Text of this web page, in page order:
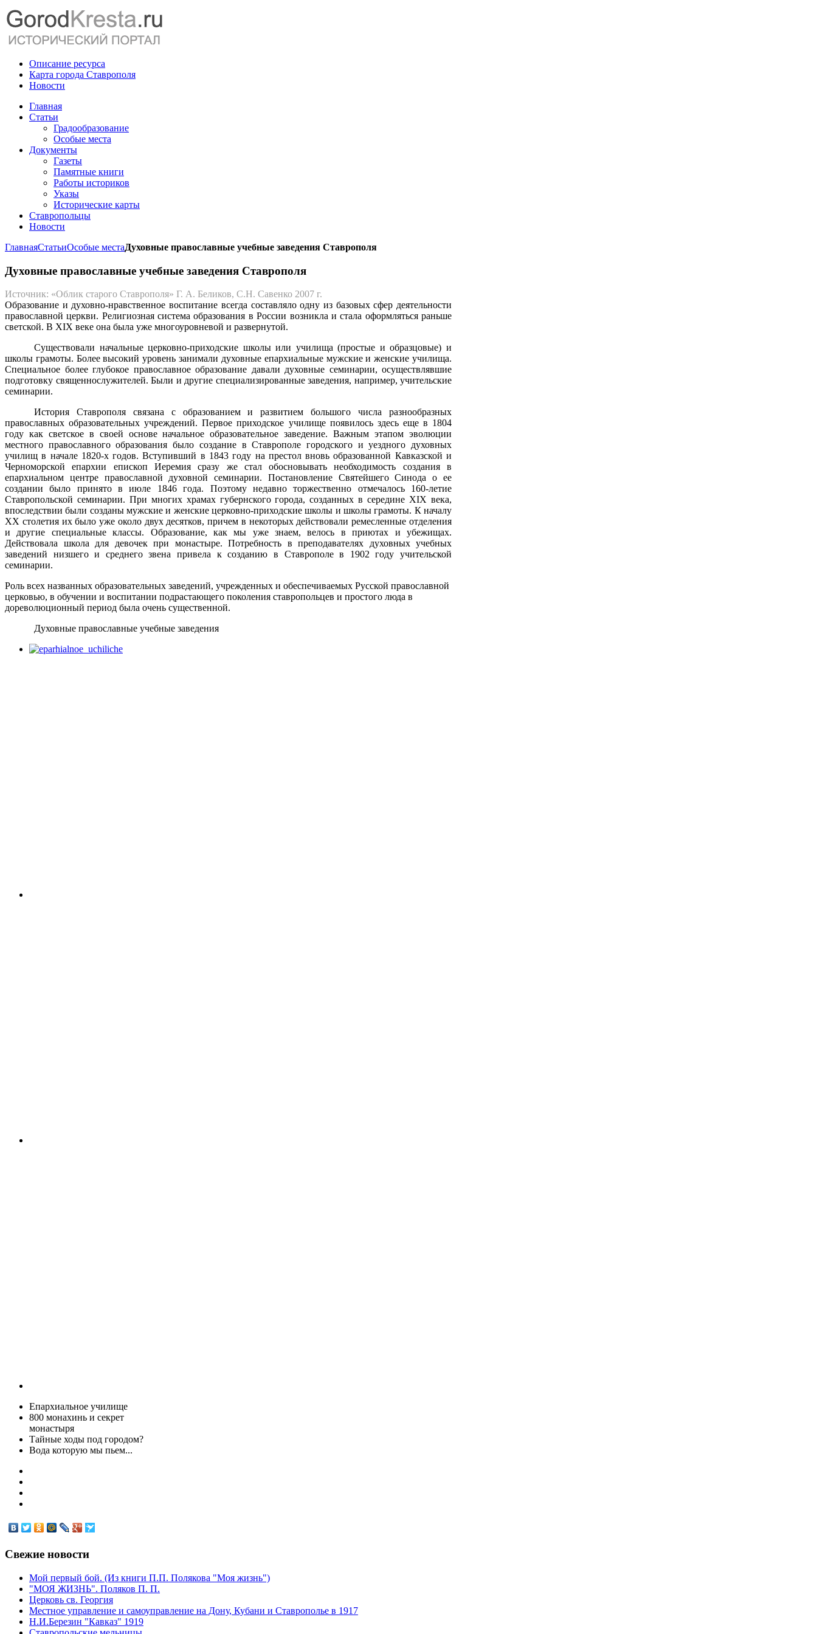
Описание ресурса
Карта города Ставрополя
Новости
Главная
Статьи
Градообразование
Особые места
Документы
Газеты
Памятные книги
Работы историков
Указы
Исторические карты
Ставропольцы
Новости
ГлавнаяСтатьиОсобые местаДуховные православные учебные заведения Ставрополя
Духовные православные учебные заведения Ставрополя
Источник: «Облик старого Ставрополя» Г. А. Беликов, С.Н. Савенко 2007 г.
Образование и духовно-нравственное воспитание всегда составляло одну из ба­зовых сфер деятельности
православной церкви. Религиозная система образования в России возникла и стала оформляться раньше
светской. В XIX веке она была уже мно­гоуровневой и развернутой.
Существовали начальные церковно-приходские школы или училища (простые и образцовые) и
школы грамоты. Более высокий уровень за­нимали духовные епархиальные мужские и женские училища.
Специальное более глубокое православное образование давали духовные семинарии, осуществлявшие
подготовку священнослужителей. Были и другие специализированные заведения, например, учительские
семинарии.
История Ставрополя связана с образованием и развитием большого числа разнообразных
православных образовательных учреждений. Первое приходское училище появилось здесь еще в 1804
году как светское в своей основе начальное образовательное заведение. Важным этапом эволюции
местного православного образования было создание в Ставрополе городского и уездного духовных
училищ в начале 1820-х годов. Вступивший в 1843 году на престол вновь образованной Кавказской и
Черноморской епархии епископ Иеремия сразу же стал обосновывать необходимость создания в
епархиальном центре православной духовной семинарии. Постановление Святейшего Синода о ее
создании было принято в июле 1846 года. Поэтому недавно торжественно отмечалось 160-летие
Ставропольской семинарии. При многих храмах губернского города, созданных в середине XIX века,
впоследствии были созданы мужские и женские церковно-приходские школы и школы грамоты. К началу
XX сто­летия их было уже около двух десятков, причем в некоторых действовали ремеслен­ные отделения
и другие специальные классы. Образование, как мы уже знаем, велось в приютах и убежищах.
Действовала школа для девочек при монастыре. Потребность в преподавателях духовных учебных
заведений низшего и среднего звена привела к созданию в Ставрополе в 1902 году учительской
семинарии.
Роль всех названных образовательных заведений, учрежденных и обеспечива­емых Русской православной
церковью, в обучении и воспитании подрастающего поколения ставропольцев и простого люда в
дореволюционный период была очень существенной.
Духовные православные учебные заведения
Епархиальное училище
800 монахинь и секрет
монастыря
Тайные ходы под городом?
Вода которую мы пьем...
Свежие новости
Мой первый бой. (Из книги П.П. Полякова "Моя жизнь")
"МОЯ ЖИЗНЬ". Поляков П. П.
Церковь св. Георгия
Местное управление и самоуправление на Дону, Кубани и Ставрополье в 1917
Н.И.Березин "Кавказ" 1919